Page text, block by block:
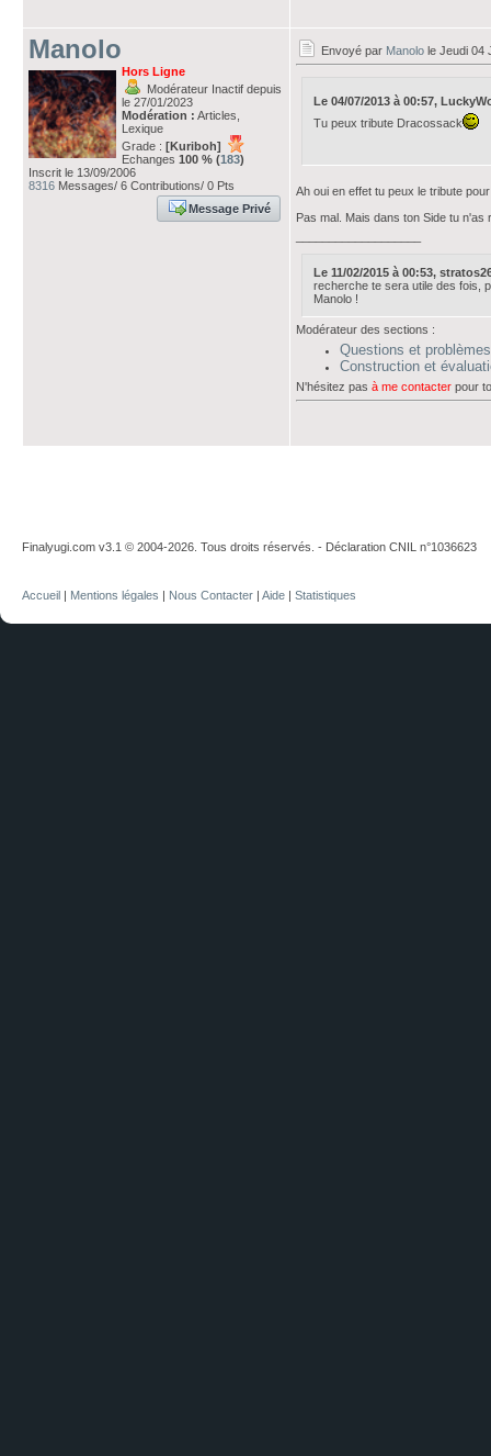
Manolo
Hors Ligne
Modérateur Inactif depuis
le 27/01/2023
Modération : Articles,
Lexique
Grade : [Kuriboh]
Echanges 100 % (183)
Inscrit le 13/09/2006
8316 Messages/ 6 Contributions/ 0 Pts
Message Privé
Envoyé par Manolo le Jeudi 04
Le 04/07/2013 à 00:57,
Tu peux tribute Dracossack
Ah oui en effet tu peux le tribute
Pas mal. Mais dans ton Side tu n'as
Le 11/02/2015 à 00:53,
recherche te sera utile des fois,
Manolo !
Modérateur des sections :
Questions et
Construction et
N'hésitez pas à me contacter pour
Finalyugi.com v3.1 © 2004-2026. Tous droits réservés. - Déclaration CNIL n°1036623
Accueil | Mentions légales | Nous Contacter | Aide | Statistiques